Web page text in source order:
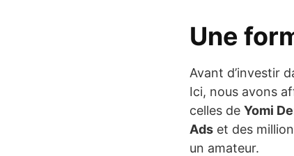
Une
Avant d’investir
Ici, nous avons
celles de Yomi
Ads et des
un amateur.